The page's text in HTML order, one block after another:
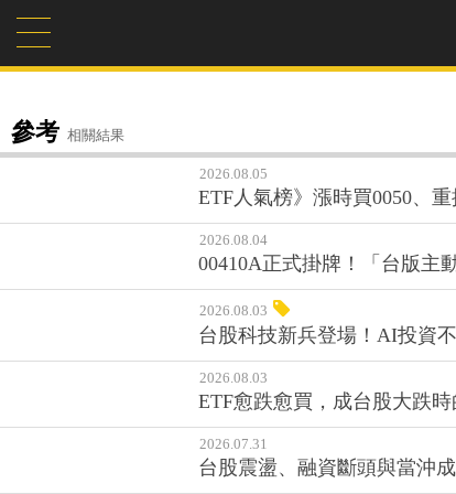
參考 相關結果
2026.08.05
ETF人氣榜》漲時買0050、
2026.08.04
00410A正式掛牌！「台版主
2026.08.03
台股科技新兵登場！AI投資